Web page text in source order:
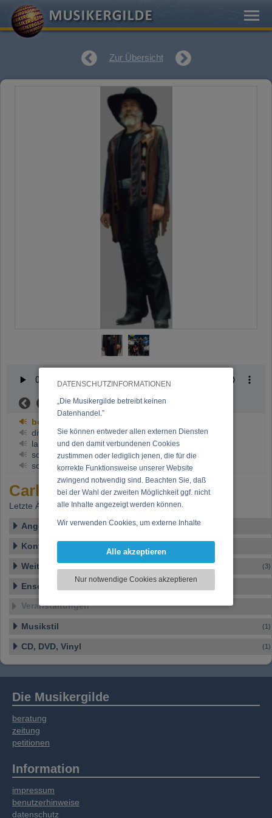
DATENSCHUTZINFORMATIONEN
„Die Musikergilde betreibt keinen
Datenhandel.”
Sie können entweder allen externen Diensten
und den damit verbundenen Cookies
zustimmen oder lediglich jenen, die für die
korrekte Funktionsweise unserer Website
zwingend notwendig sind. Beachten Sie, daß
bei der Wahl der zweiten Möglichkeit ggf. nicht
alle Inhalte angezeigt werden können.
Wir verwenden Cookies, um externe Inhalte
Funktionen für soziale Medien anbieten zu
zu analysieren. Dabei werden ggf.
Informationen zu Ihrer Verwendung unserer
soziale Medien, Werbung und Analysen
Daten zusammen, die Sie bereitgestellt haben
Alle akzeptieren
Nur notwendige Cookies akzeptieren
Zur Übersicht
Now playing: boogie+swing_soli.mp3
boogie+swing_soli.mp3
diverse_soli.mp3
langsame_soli.mp3
schnelle_soli.mp3
schwebende_soli.mp3
Carl Kaye
Letzte Änderung: 13.10.2000
Angelegt von
Kontakt
Weitere Ensembles (3)
Ensemble-Details
Veranstaltungen
Musikstil (1)
CD, DVD, Vinyl (1)
Die Musikergilde
beratung
zeitung
petitionen
Information
impressum
benutzerhinweise
datenschutz